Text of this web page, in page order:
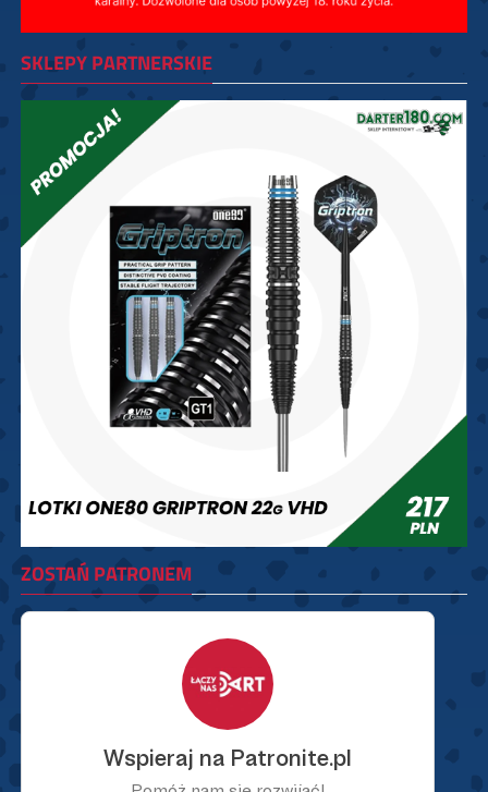
SKLEPY PARTNERSKIE
ZOSTAŃ PATRONEM